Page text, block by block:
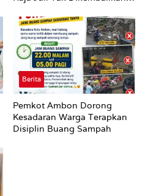
Berita
Pemkot Ambon Dorong
Kesadaran Warga Terapkan
Disiplin Buang Sampah